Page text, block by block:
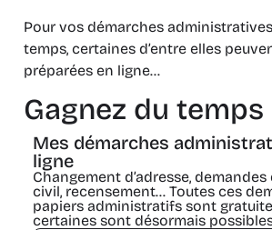
Pour vos démarches
temps, certaines d’entre elles
préparées en ligne…
Gagnez du temps
Mes démarches
ligne
Changement d’adresse, demandes
civil, recensement… Toutes ces
papiers administratifs sont
certaines sont désormais